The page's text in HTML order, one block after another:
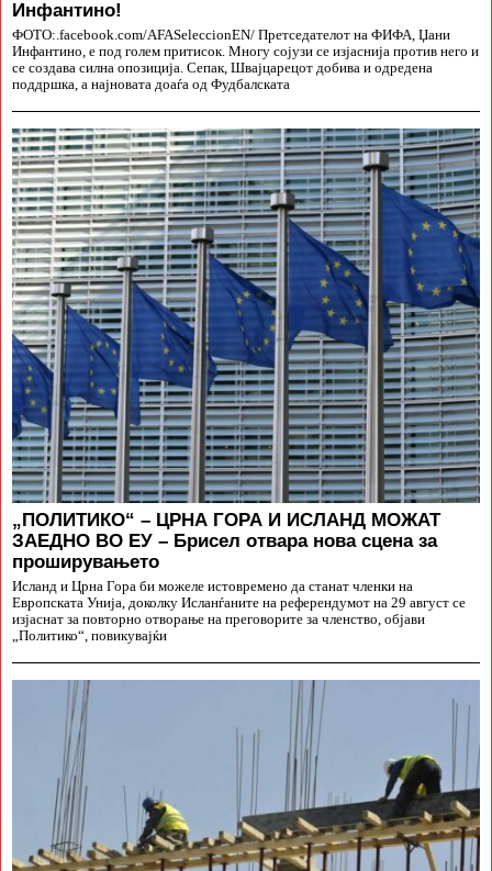
Инфантино!
ФОТО:.facebook.com/AFASeleccionEN/ Претседателот на ФИФА, Џани
Инфантино, е под голем притисок. Многу сојузи се изјаснија против него и
се создава силна опозиција. Сепак, Швајцарецот добива и одредена
поддршка, а најновата доаѓа од Фудбалската
„ПОЛИТИКО“ – ЦРНА ГОРА И ИСЛАНД МОЖАТ
ЗАЕДНО ВО ЕУ – Брисел отвара нова сцена за
проширувањето
Исланд и Црна Гора би можеле истовремено да станат членки на
Европската Унија, доколку Исланѓаните на референдумот на 29 август се
изјаснат за повторно отворање на преговорите за членство, објави
„Политико“, повикувајќи